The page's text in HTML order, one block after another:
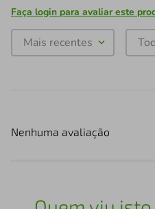
Faça login para avaliar este
Mais recentes
Nenhuma avaliação